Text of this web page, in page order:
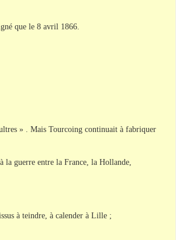
que le 8 avril 1866.
» . Mais Tourcoing continuait à fabriquer
la guerre entre la France, la Hollande,
à teindre, à calender à Lille ;